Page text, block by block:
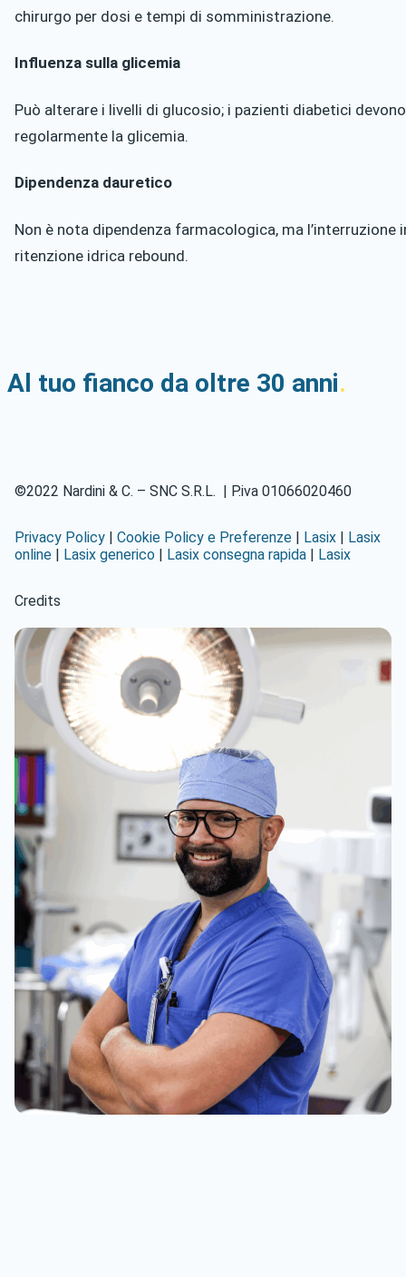
chirurgo per dosi e tempi di somministrazione.
Influenza sulla glicemia
Può alterare i livelli di glucosio; i pazienti diabetici
regolarmente la glicemia.
Dipendenza dauretico
Non è nota dipendenza farmacologica, ma l’interruzione
ritenzione idrica rebound.
Al tuo fianco da oltre 30 anni.
©2022 Nardini & C. – SNC S.R.L. | P.iva 01066020460
Privacy Policy | Cookie Policy e Preferenze | Lasix | Lasix
online | Lasix generico | Lasix consegna rapida | Lasix
Credits